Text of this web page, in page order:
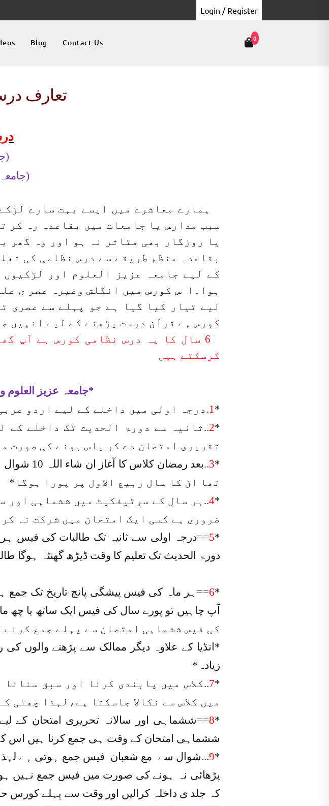
Login / Register
Blog Contact Us 0
تعارف
ہمارے معاشرے میں ایسے بہت سارے
سبب مدارس یا جامعات میں بقاعدہ رہ کر
یا روزگار بھی متاثر نہ ہو اور وہ گھر
بقاعدہ منظم طریقے سے درس نظامی کی
کے لیے جامعہ عزیز العلوم اور
ہو ا ۔ا س کورس میں انگلش وغیرہ عصر ی
لیے تیار کیا گیا ہے جو پہلے سے عصری
کورس ہے قرآن درست پڑھنے کے لیے انہیں
6 سال کا یہ درس نظامی کورس ہے آپ
کرسکتے ہیں
*جامعہ عزیز العلوم
*
1.درجہ اولی میں داخلے کے لیے اردو
*
2. .ثانیہ سے دورۃ الحدیث تک داخلے کے
تقریری امتحان دے کر پاس ہونے کی صورت
*
3.. بعد رمضان کلاس کا آغاز ان شاء اللہ 10 شوال
تھا ان کا سال ربیع الاول پر پورا ہوگا*
*
4..ہر سال کے سرٹیفکیٹ میں ششماہی اور
ضروری ہے کسی ایک امتحان میں شرکت نہ
*
5
دورۃ الحدیث تک تعلیم کا وقت ڈیڑھ گھنٹہ ہوگا طالبات کی فیس 800..جبکہ
*
6==ہر ماہ کی فیس پیشگی پانچ تاریخ تک جمع
آپ چاہیں تو پورے سال کی فیس ایک ساتھ یا چھ
کی فیس ششماہی امتحان سے پہلے جمع
*انڈیا کے علاوہ دیگر ممالک سے پڑھنے والوں
زیادہ*
*
7..کلاس میں پابندی کرنا اور سبق
میں کلاس سے نکالا جاسکتا ہے،لہذا چھٹی
*
8
ششماہی امتحان کے وقت ہی جمع کرنا ہیں اس کے
*
9...شوال سے مع شعبان فیس جمع ہوتی ہے
کہ جلد ی داخلہ کرالیں اور وقت سے پہلے کورس